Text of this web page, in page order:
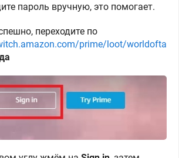
пароль вручную, это помогает.
переходите по
prime/loot/worldofta